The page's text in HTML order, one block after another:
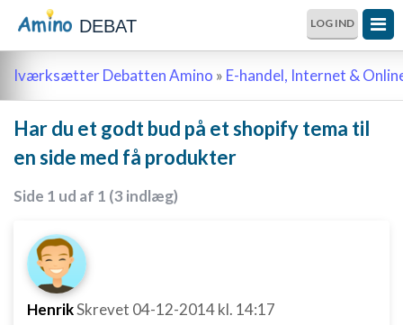
DEBAT LOG IND
Iværksætter Debatten Amino » E-handel, Internet &
Har du et godt bud på et shopify tema til
en side med få produkter
Side 1 ud af 1 (3 indlæg)
HenrikSkrevet 04-12-2014kl. 14:17